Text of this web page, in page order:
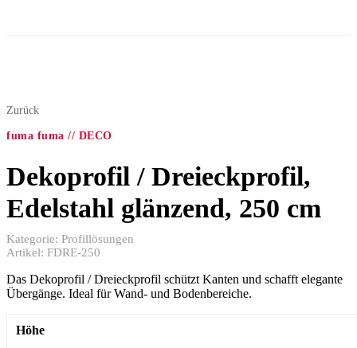
Zurück
fuma fuma // DECO
Dekoprofil / Dreieckprofil,
Edelstahl glänzend, 250 cm
Kategorie: Profillösungen
Artikel: FDRE-250
Das Dekoprofil / Dreieckprofil schützt Kanten und schafft elegante
Übergänge. Ideal für Wand- und Bodenbereiche.
Höhe